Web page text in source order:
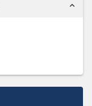
expand_less